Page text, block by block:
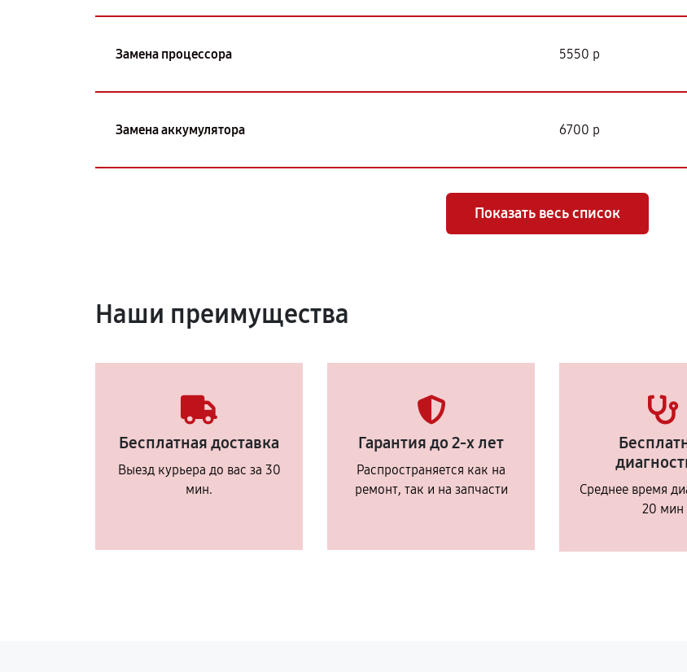
Замена процессора 5550 р
Замена аккумулятора 6700 р
Показать весь список
Наши преимущества
Бесплатная доставка
Выезд курьера до вас за 30
мин.
Гарантия до 2-х лет
Распространяется как на
ремонт, так и на запчасти
Среднее время
20 мин